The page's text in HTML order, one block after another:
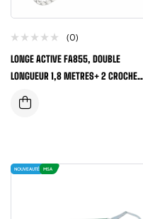
(0)
LONGE ACTIVE FA855, DOUBLE
LONGUEUR 1,8 METRES+ 2
+ 1 MOUSQUETON + ABSORBEUR
NOUVEAUTÉ MSA